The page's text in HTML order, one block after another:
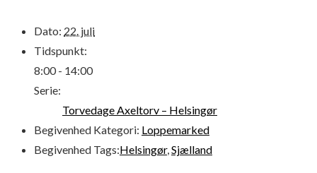
Dato: 22. juli
Tidspunkt:
8:00 - 14:00
Serie:
Torvedage Axeltorv – Helsingør
Begivenhed Kategori: Loppemarked
Begivenhed Tags:Helsingør,Sjælland